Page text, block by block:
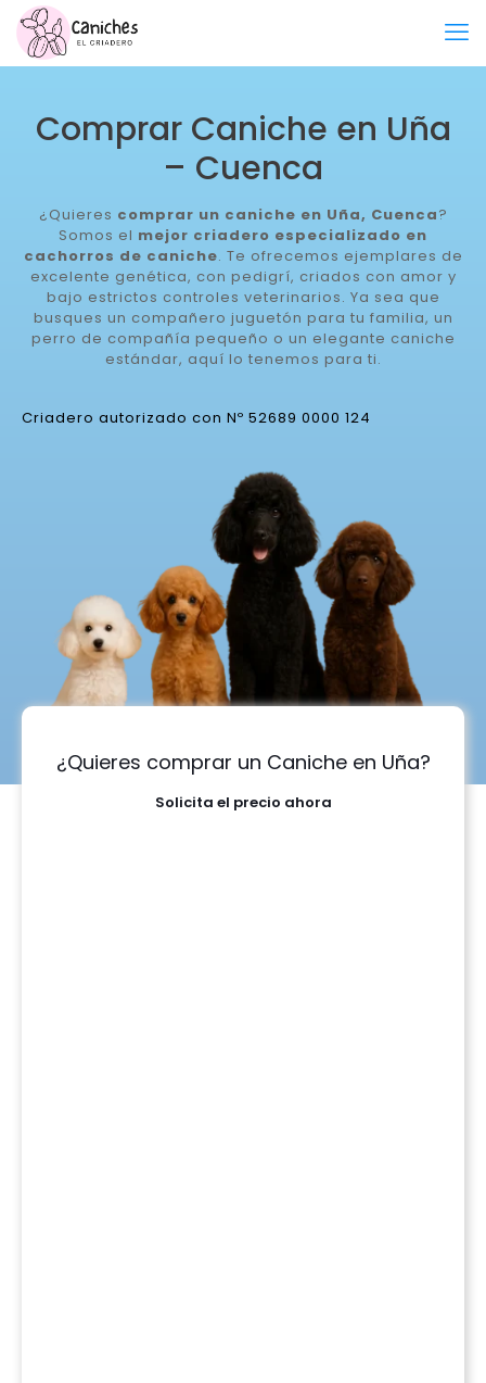
Comprar Caniche en Uña
– Cuenca
¿Quieres comprar un caniche en Uña, Cuenca?
Somos el mejor criadero especializado en
cachorros de caniche. Te ofrecemos ejemplares de
excelente genética, con pedigrí, criados con amor y
bajo estrictos controles veterinarios. Ya sea que
busques un compañero juguetón para tu familia, un
perro de compañía pequeño o un elegante caniche
estándar, aquí lo tenemos para ti.
Criadero autorizado con Nº 52689 0000 124
¿Quieres comprar un Caniche en Uña?
Solicita el precio ahora